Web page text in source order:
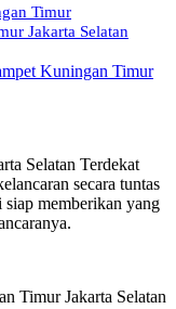
Timur
Jakarta Selatan
Kuningan Timur
Selatan Terdekat
secara tuntas
memberikan yang
Timur Jakarta Selatan